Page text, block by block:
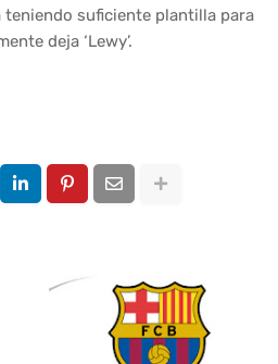
teniendo suficiente plantilla para
deja ‘Lewy’.